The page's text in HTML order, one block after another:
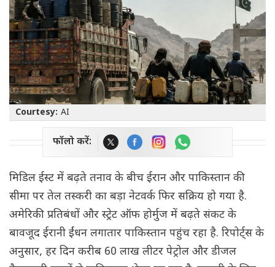
Courtesy: AI
फॉलो करें:
मिडिल ईस्ट में बढ़ते तनाव के बीच ईरान और पाकिस्तान की
सीमा पर तेल तस्करी का बड़ा नेटवर्क फिर सक्रिय हो गया है.
अमेरिकी प्रतिबंधों और स्ट्रेट ऑफ होर्मुज में बढ़ते संकट के
बावजूद ईरानी ईंधन लगातार पाकिस्तान पहुंच रहा है. रिपोर्ट्स के
अनुसार, हर दिन करीब 60 लाख लीटर पेट्रोल और डीजल